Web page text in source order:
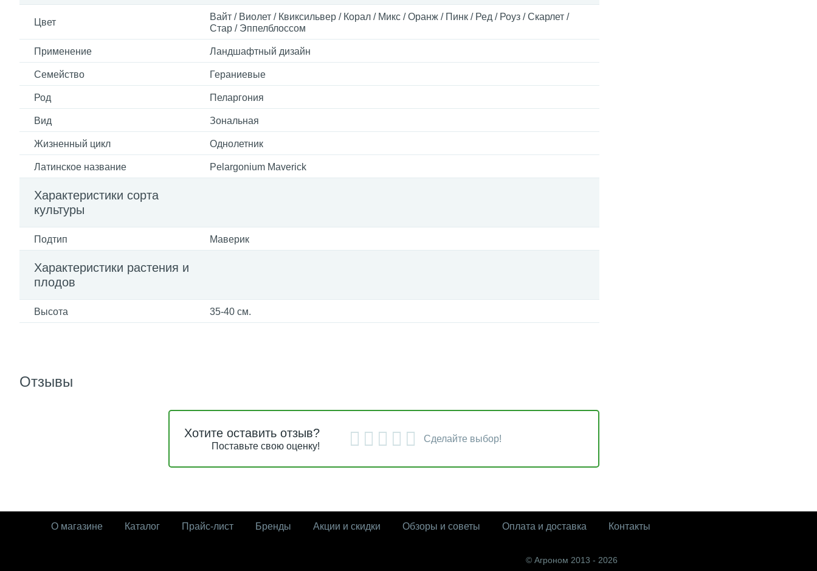
Цвет
Вайт / Виолет / Квиксильвер / Корал / Микс / Оранж / Пинк / Ред / Роуз / Скарлет /
Стар / Эппелблоссом
Применение Ландшафтный дизайн
Семейство Гераниевые
Род Пеларгония
Вид Зональная
Жизненный цикл Однолетник
Латинское название Pelargonium Maverick
Характеристики сорта
культуры
Подтип Маверик
Характеристики растения и
плодов
Высота 35-40 см.
Отзывы
Хотите оставить отзыв?
Поставьте свою оценку!
Сделайте выбор!
О магазине Каталог Прайс-лист Бренды Акции и скидки Обзоры и советы Оплата и доставка Контакты
© Агроном 2013 - 2026